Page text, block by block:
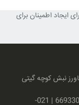
ایجاد اطمینان برای
نبش کوچه گیتی
021-66933064 | 021-